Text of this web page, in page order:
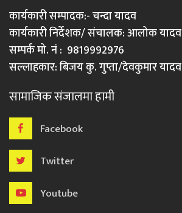
कार्यकारी सम्पादक:- चन्दा यादव
कार्यकारी निर्देशक/ संचालक: आलोक यादव
सम्पर्क मो. नं : 9819992976
सल्लाहकार: बिजय कु. गुप्ता/देवकुमार यादव
सामाजिक संजालमा हामी
Facebook
Twitter
Youtube